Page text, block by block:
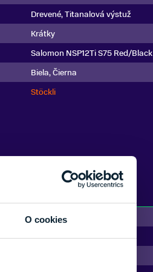
O cookies
Drevené, Titanalová výstuž
Krátky
Salomon NSP12Ti S75 Red/Black
Biela, Čierna
Stöckli
149
156
123/72/104